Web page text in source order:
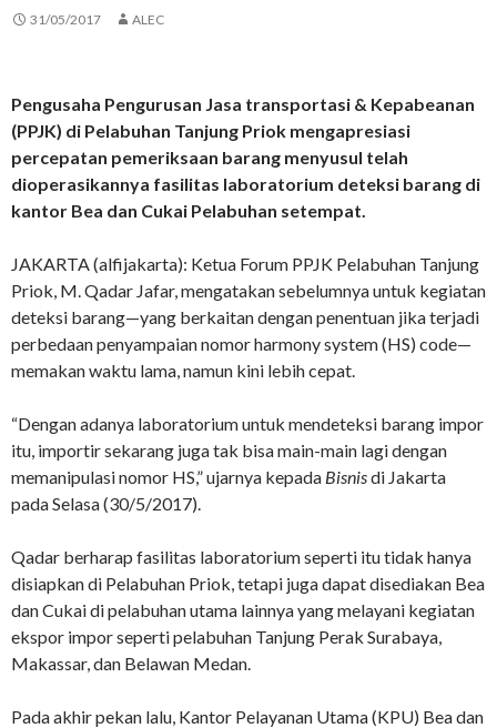
31/05/2017 ALEC
Pengusaha Pengurusan Jasa transportasi & Kepabeanan
(PPJK) di Pelabuhan Tanjung Priok mengapresiasi
percepatan pemeriksaan barang menyusul telah
dioperasikannya fasilitas laboratorium deteksi barang di
kantor Bea dan Cukai Pelabuhan setempat.
JAKARTA (alfijakarta): Ketua Forum PPJK Pelabuhan Tanjung
Priok, M. Qadar Jafar, mengatakan sebelumnya untuk kegiatan
deteksi barang—yang berkaitan dengan penentuan jika terjadi
perbedaan penyampaian nomor harmony system (HS) code—
memakan waktu lama, namun kini lebih cepat.
“Dengan adanya laboratorium untuk mendeteksi barang impor
itu, importir sekarang juga tak bisa main-main lagi dengan
memanipulasi nomor HS,” ujarnya kepada Bisnisdi Jakarta
pada Selasa (30/5/2017).
Qadar berharap fasilitas laboratorium seperti itu tidak hanya
disiapkan di Pelabuhan Priok, tetapi juga dapat disediakan Bea
dan Cukai di pelabuhan utama lainnya yang melayani kegiatan
ekspor impor seperti pelabuhan Tanjung Perak Surabaya,
Makassar, dan Belawan Medan.
Pada akhir pekan lalu, Kantor Pelayanan Utama (KPU) Bea dan